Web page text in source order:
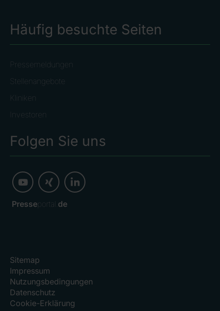
Häufig besuchte Seiten
Pressemeldungen
Stellenangebote
Kliniken
Investoren
Folgen Sie uns
Presseportal. de
Sitemap
Impressum
Nutzungsbedingungen
Datenschutz
Cookie-Erklärung